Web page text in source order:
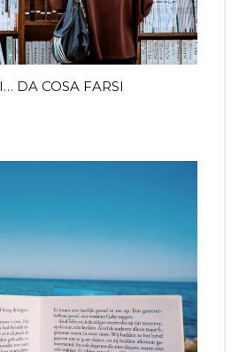
DA COSA FARSI